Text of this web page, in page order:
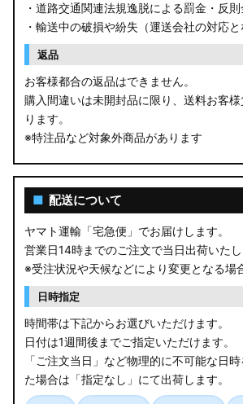
・道路交通関連法規逸脱による罰金・反則
・輸送中の破損や紛失（運送会社の対応と
返品
お客様都合の返品はできません。
購入間違いは未開封品に限り、送料お客
ります。
※特注品など対象外商品があります
■ 配送について
ヤマト運輸「宅急便」でお届けします。
営業日14時までのご注文で当日出荷いたし
※受注状況や天候などにより変更となる場
日時指定
時間帯は下記からお選びいただけます。
日付は1週間後までご指定いただけます。
「ご注文当日」など物理的に不可能な日
た場合は「指定なし」にて出荷します。